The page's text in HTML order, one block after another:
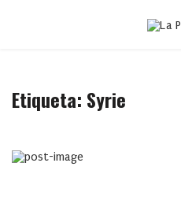
Etiqueta: Syrie